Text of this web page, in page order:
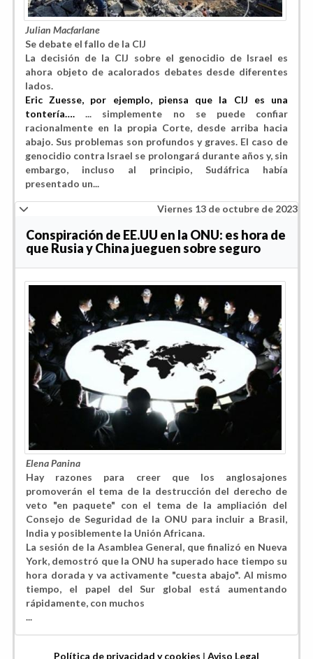
Julian Macfarlane
Se debate el fallo de la CIJ
La decisión de la CIJ sobre el genocidio de Israel es
ahora objeto de acalorados debates desde diferentes
lados.
Eric Zuesse, por ejemplo, piensa que la CIJ es una
tontería…. ... simplemente no se puede confiar
racionalmente en la propia Corte, desde arriba hacia
abajo. Sus problemas son profundos y graves. El caso de
genocidio contra Israel se prolongará durante años y, sin
embargo, incluso al principio, Sudáfrica había
presentado un...
Viernes 13 de octubre de 2023
Conspiración de EE.UU en la ONU: es hora de
que Rusia y China jueguen sobre seguro
Elena Panina
Hay razones para creer que los anglosajones
promoverán el tema de la destrucción del derecho de
veto "en paquete" con el tema de la ampliación del
Consejo de Seguridad de la ONU para incluir a Brasil,
India y posiblemente la Unión Africana.
La sesión de la Asamblea General, que finalizó en Nueva
York, demostró que la ONU ha superado hace tiempo su
hora dorada y va activamente "cuesta abajo". Al mismo
tiempo, el papel del Sur global está aumentando
rápidamente, con muchos
...
Política de privacidad y cookies | Aviso Legal